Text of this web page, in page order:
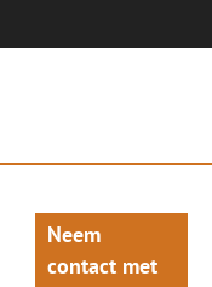
Neem
contact met